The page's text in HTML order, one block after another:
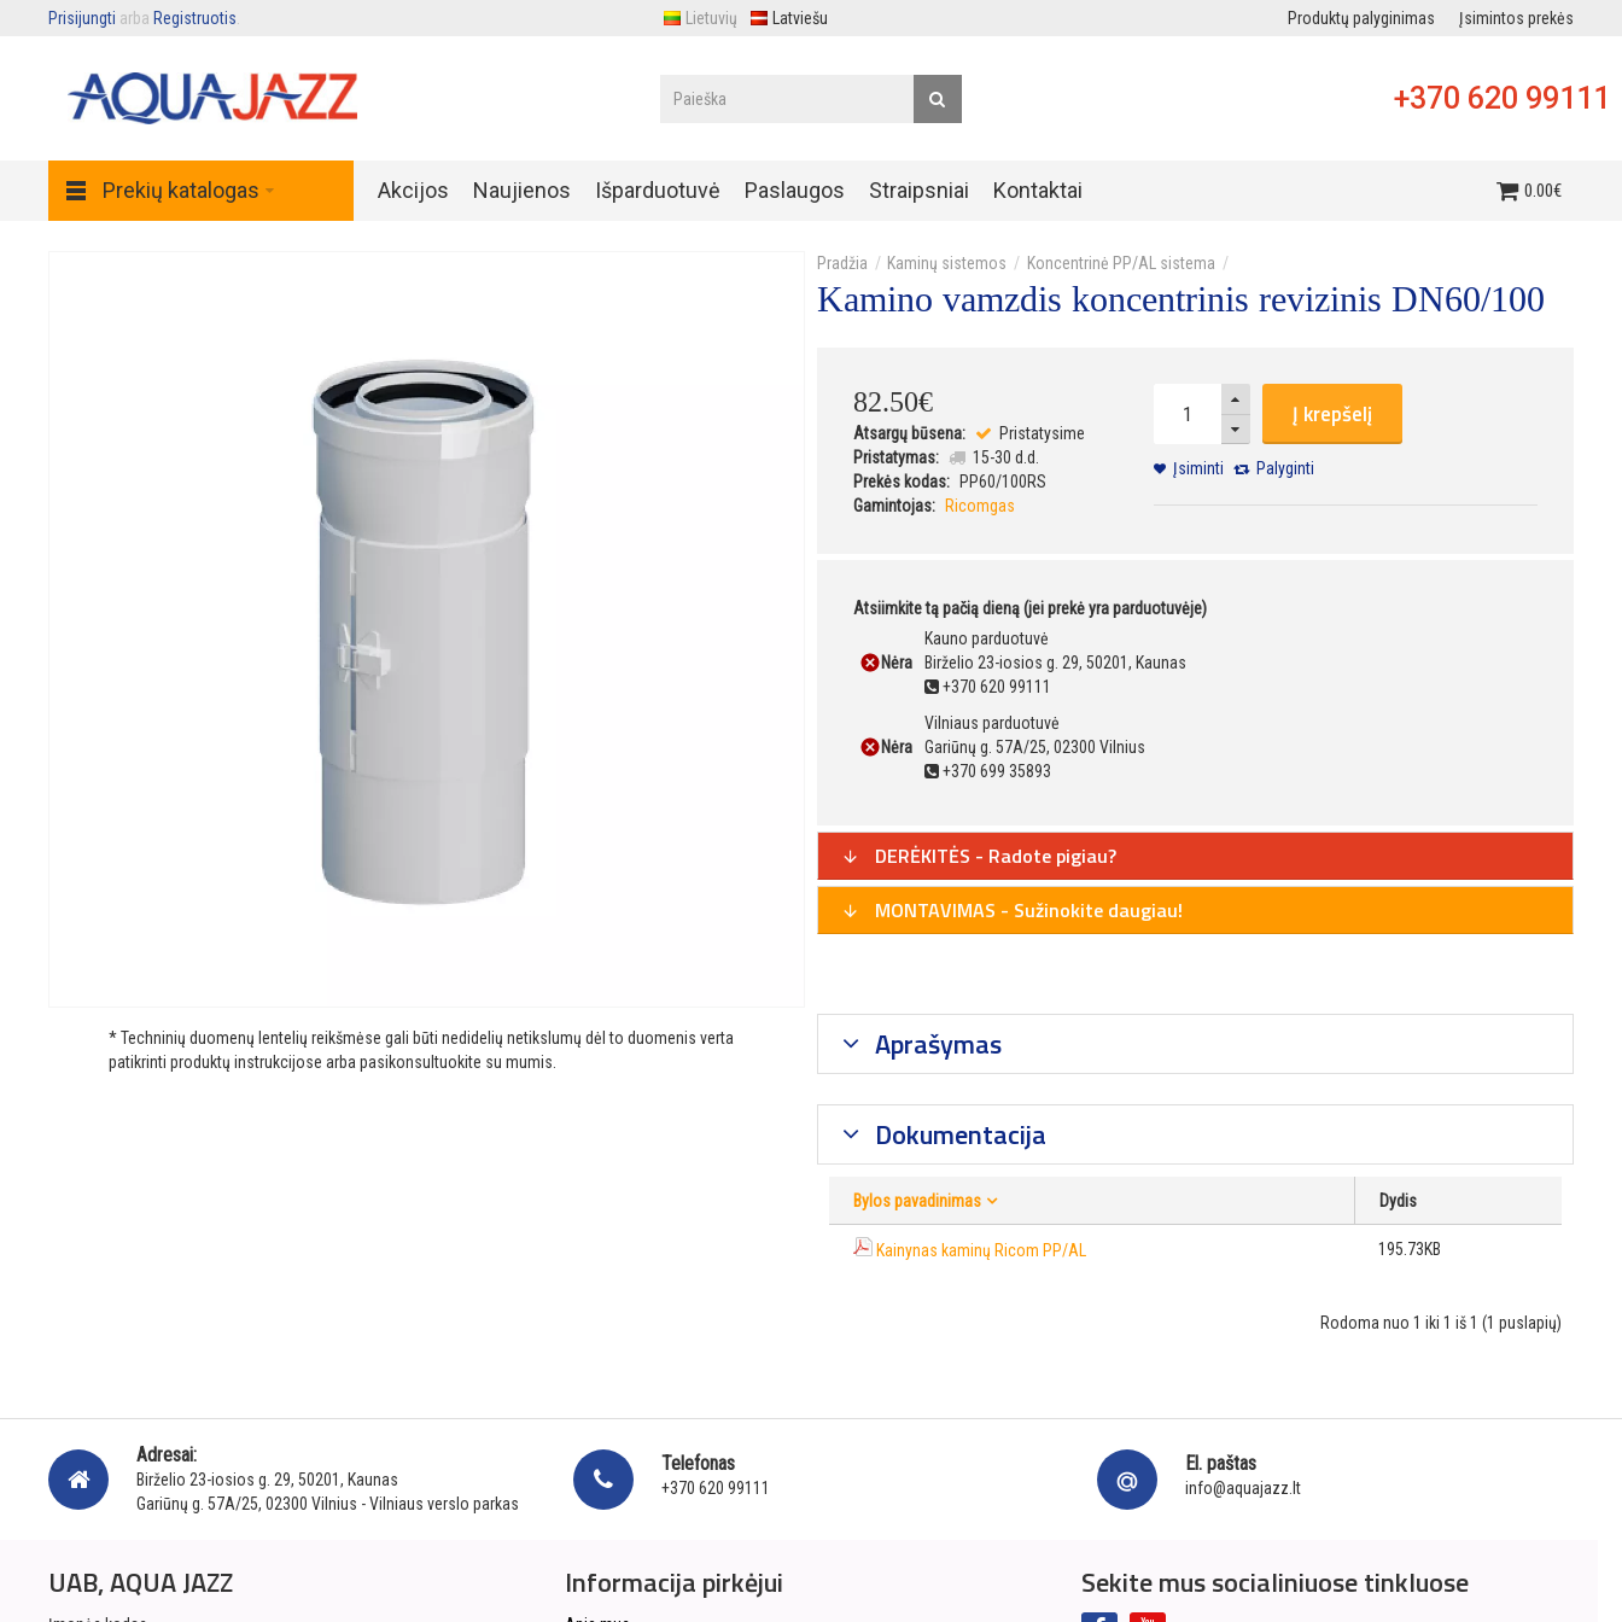
Prisijungti arba Registruotis Lietuvių Latviešu Produktų palyginimas Įsimintos prekės
+370 620 99111
Prekių katalogas Akcijos Naujienos Išparduotuvė Paslaugos Straipsniai Kontaktai 0.00€
Kaminų sistemos Koncentrinė PP/AL sistema
Kamino vamzdis koncentrinis revizinis DN60/100
82.50€
Atsargų būsena:
Pristatysime
Pristatymas:
15-30 d.d.
Prekės kodas:
PP60/100RS
Gamintojas:
Ricomgas
Į krepšelį
Įsiminti Palyginti
Atsiimkite tą pačią dieną (jei prekė yra parduotuvėje)
Nėra
Kauno parduotuvė
Birželio 23-iosios g. 29, 50201, Kaunas
+370 620 99111
Nėra
Vilniaus parduotuvė
Gariūnų g. 57A/25, 02300 Vilnius
+370 699 35893
DERĖKITĖS - Radote pigiau?
MONTAVIMAS - Sužinokite daugiau!
* Techninių duomenų lentelių reikšmėse gali būti nedidelių netikslumų dėl to duomenis verta
patikrinti produktų instrukcijose arba pasikonsultuokite su mumis.
Aprašymas
Dokumentacija
Bylos pavadinimas Dydis
Kainynas kaminų Ricom PP/AL 195.73KB
Rodoma nuo 1 iki 1 iš 1 (1 puslapių)
Adresai:
Birželio 23-iosios g. 29, 50201, Kaunas
Gariūnų g. 57A/25, 02300 Vilnius - Vilniaus verslo parkas
Telefonas
+370 620 99111
El. paštas
info@aquajazz.lt
UAB, AQUA JAZZ Informacija pirkėjui Sekite mus socialiniuose tinkluose